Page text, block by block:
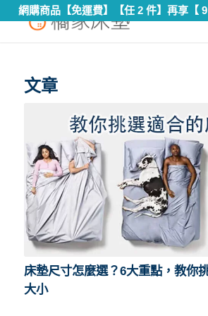
網購商品【免運費】【任 2 件】再享【 9
您現在的位置： 首頁 /挑選床墊
文章
床墊尺寸怎麼選？6大重點，教你
大小